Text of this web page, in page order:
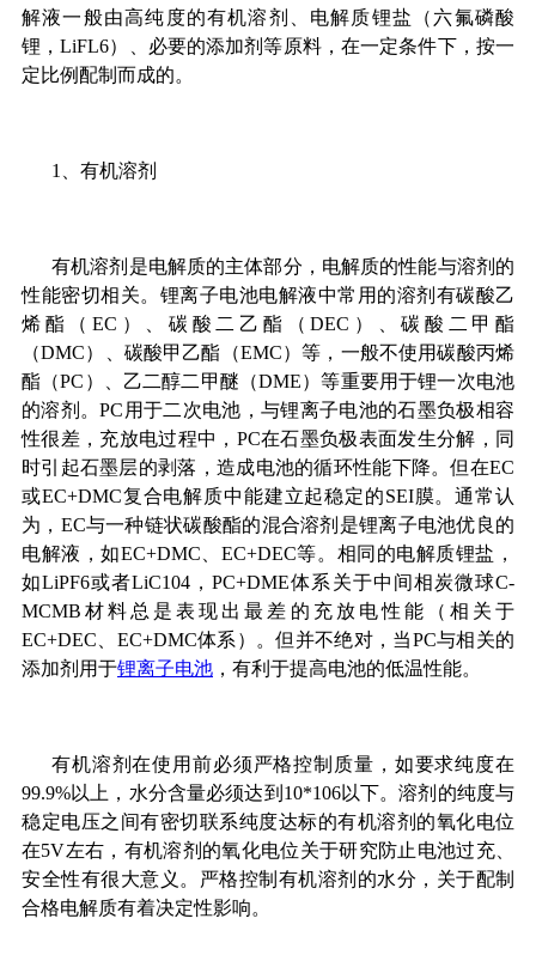
解液一般由高纯度的有机溶剂、电解质锂盐（六氟磷酸
锂，LiFL6）、必要的添加剂等原料，在一定条件下，按一
定比例配制而成的。
1、有机溶剂
有机溶剂是电解质的主体部分，电解质的性能与溶剂的
性能密切相关。锂离子电池电解液中常用的溶剂有碳酸乙
烯酯（EC）、碳酸二乙酯（DEC）、碳酸二甲酯
（DMC）、碳酸甲乙酯（EMC）等，一般不使用碳酸丙烯
酯（PC）、乙二醇二甲醚（DME）等重要用于锂一次电池
的溶剂。PC用于二次电池，与锂离子电池的石墨负极相容
性很差，充放电过程中，PC在石墨负极表面发生分解，同
时引起石墨层的剥落，造成电池的循环性能下降。但在EC
或EC+DMC复合电解质中能建立起稳定的SEI膜。通常认
为，EC与一种链状碳酸酯的混合溶剂是锂离子电池优良的
电解液，如EC+DMC、EC+DEC等。相同的电解质锂盐，
如LiPF6或者LiC104，PC+DME体系关于中间相炭微球C-
MCMB材料总是表现出最差的充放电性能（相关于
EC+DEC、EC+DMC体系）。但并不绝对，当PC与相关的
添加剂用于锂离子电池 ，有利于提高电池的低温性能。
有机溶剂在使用前必须严格控制质量，如要求纯度在
99.9%以上，水分含量必须达到10*106以下。溶剂的纯度与
稳定电压之间有密切联系纯度达标的有机溶剂的氧化电位
在5V左右，有机溶剂的氧化电位关于研究防止电池过充、
安全性有很大意义。严格控制有机溶剂的水分，关于配制
合格电解质有着决定性影响。